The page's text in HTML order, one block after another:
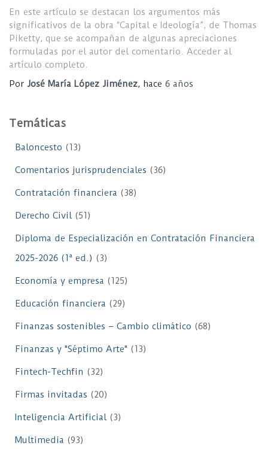
En este artículo se destacan los argumentos más
significativos de la obra “Capital e Ideología”, de Thomas
Piketty, que se acompañan de algunas apreciaciones
formuladas por el autor del comentario. Acceder al
artículo completo.
Por José María López Jiménez, hace 6 años
Temáticas
Baloncesto (13)
Comentarios jurisprudenciales (36)
Contratación financiera (38)
Derecho Civil(51)
Diploma de Especialización en Contratación Financiera
2025-2026 (1ª ed.) (3)
Economía y empresa (125)
Educación financiera (29)
Finanzas sostenibles – Cambio climático (68)
Finanzas y "Séptimo Arte" (13)
Fintech-Techfin (32)
Firmas invitadas (20)
Inteligencia Artificial(3)
Multimedia (93)